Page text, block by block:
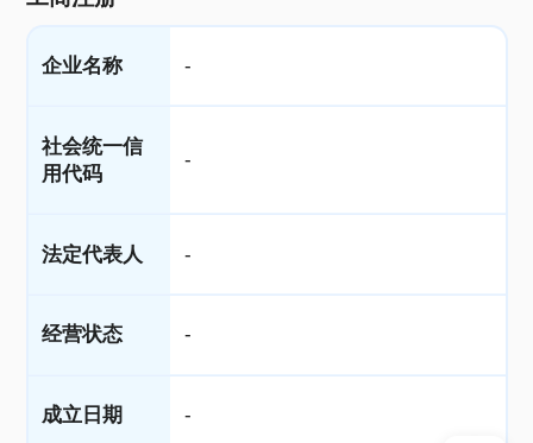
企业名称 -
社会统一信
用代码
-
法定代表人 -
经营状态 -
成立日期 -